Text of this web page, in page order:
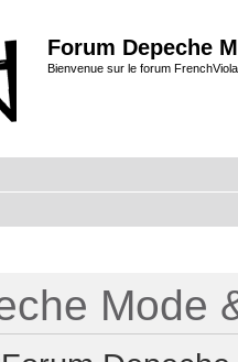
Forum Depeche
Bienvenue sur le forum
Mode